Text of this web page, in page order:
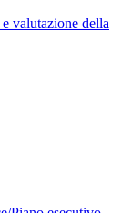
valutazione della